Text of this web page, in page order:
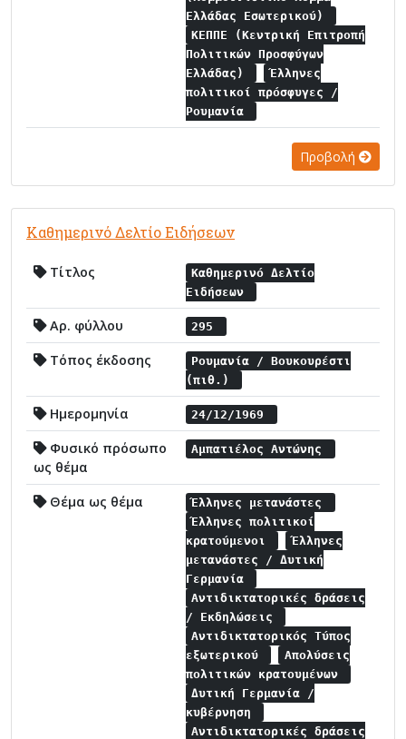
Ελλάδας Εσωτερικού)
ΚΕΠΠΕ (Κεντρική Επιτροπή
Πολιτικών Προσφύγων
Ελλάδας)
Έλληνες
πολιτικοί πρόσφυγες /
Ρουμανία
Προβολή
Καθημερινό Δελτίο Ειδήσεων
Τίτλος
Καθημερινό Δελτίο
Ειδήσεων
Αρ. φύλλου 295
Τόπος έκδοσης
Ρουμανία / Βουκουρέστι
(πιθ.)
Ημερομηνία 24/12/1969
Φυσικό πρόσωπο
ως θέμα
Αμπατιέλος Αντώνης
Θέμα ως θέμα
Έλληνες μετανάστες
Έλληνες πολιτικοί
κρατούμενοι
Έλληνες
μετανάστες / Δυτική
Γερμανία
Αντιδικτατορικές δράσεις
/ Εκδηλώσεις
Αντιδικτατορικός Τύπος
εξωτερικού
Απολύσεις
πολιτικών κρατουμένων
Δυτική Γερμανία /
κυβέρνηση
Αντιδικτατορικές δράσεις